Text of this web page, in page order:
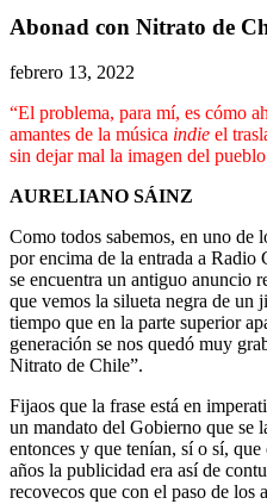
Abonad con Nitrato de
febrero 13, 2022
“El problema, para mí, es cómo
amantes de la música indie el
sin dejar mal la imagen del
AURELIANO SÁINZ
Como todos sabemos, en uno de
por encima de la entrada a
se encuentra un antiguo anuncio
que vemos la silueta negra de un
tiempo que en la parte superior
generación se nos quedó muy
Nitrato de Chile”.
Fijaos que la frase está en
un mandato del Gobierno que se
entonces y que tenían, sí o sí,
años la publicidad era así de
recovecos que con el paso de los